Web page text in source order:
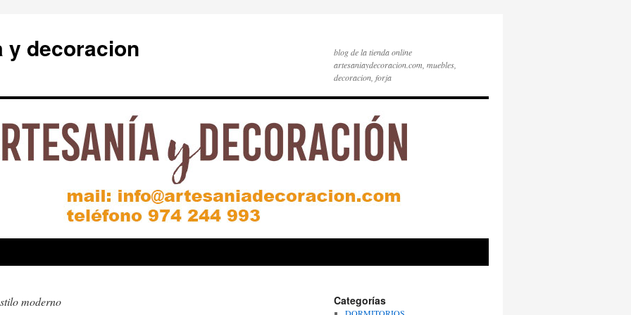
y decoracion
blog de la tienda online
artesaniaydecoracion.com, muebles,
decoracion, forja
moderno Categorías